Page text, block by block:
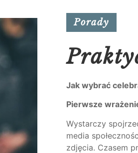
Porady
Jak wybrać
Pierwsze
Wystarczy
media
zdjęcia. Czasem